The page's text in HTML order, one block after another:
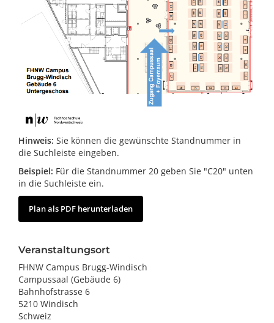
Hinweis: Sie können die gewünschte Standnummer in
die Suchleiste eingeben.
Beispiel: Für die Standnummer 20 geben Sie "C20" unten
in die Suchleiste ein.
Plan als PDF herunterladen
Veranstaltungsort
FHNW Campus Brugg-Windisch
Campussaal (Gebäude 6)
Bahnhofstrasse 6
5210 Windisch
Schweiz